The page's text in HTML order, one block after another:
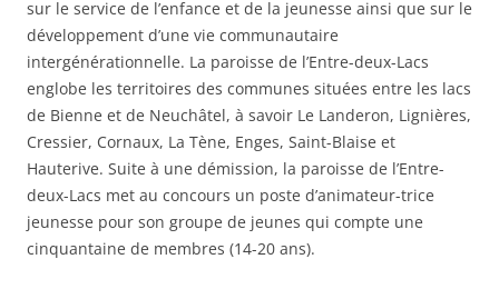
sur le service de l’enfance et de la jeunesse ainsi que sur le
développement d’une vie communautaire
intergénérationnelle. La paroisse de l’Entre-deux-Lacs
englobe les territoires des communes situées entre les lacs
de Bienne et de Neuchâtel, à savoir Le Landeron, Lignières,
Cressier, Cornaux, La Tène, Enges, Saint-Blaise et
Hauterive. Suite à une démission, la paroisse de l’Entre-
deux-Lacs met au concours un poste d’animateur-trice
jeunesse pour son groupe de jeunes qui compte une
cinquantaine de membres (14-20 ans).